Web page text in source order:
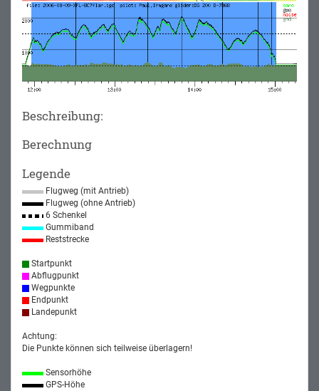
Beschreibung:
Berechnung
Legende
Flugweg (mit Antrieb)
Flugweg (ohne Antrieb)
6 Schenkel
Gummiband
Reststrecke
Startpunkt
Abflugpunkt
Wegpunkte
Endpunkt
Landepunkt
Achtung:
Die Punkte können sich teilweise überlagern!
Sensorhöhe
GPS-Höhe